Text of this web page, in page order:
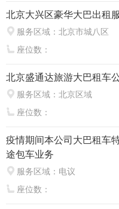
北京大兴区豪华大巴出租
服务区域： 北京市城八区
座位数：
北京盛通达旅游大巴租车
服务区域： 北京区域
座位数：
疫情期间本公司大巴租车
途包车业务
服务区域： 电议
座位数：